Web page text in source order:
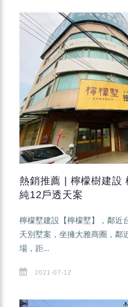
熱銷推薦 | 檸檬樹建設
純12戶透天案
檸檬墅建設【檸檬墅】，鄰近
天別墅案，坐擁大雅商圈，鄰
場，距...
2021-07-12